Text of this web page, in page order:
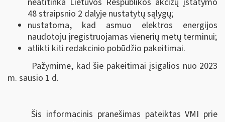
48 straipsnio 2 dalyje nustatytų sąlygų;
nustatoma, kad asmuo elektros energijos
naudotoju įregistruojamas vienerių metų terminui;
atlikti kiti redakcinio pobūdžio pakeitimai.
Pažymime, kad šie pakeitimai įsigalios nuo 2023
m. sausio 1 d.
Šis informacinis pranešimas pateiktas VMI prie